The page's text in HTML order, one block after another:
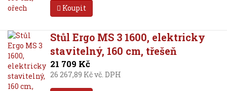
Koupit
Stůl Ergo MS 3 1600, elektricky
stavitelný, 160 cm, třešeň
21 709 Kč
26 267,89 Kč vč. DPH